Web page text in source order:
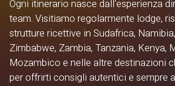
Ogni itinerario nasce dall'esperienza
team. Visitiamo regolarmente lodge,
strutture ricettive in Sudafrica,
Zimbabwe, Zambia, Tanzania, Kenya,
Mozambico e nelle altre destinazioni
per offrirti consigli autentici e sempre